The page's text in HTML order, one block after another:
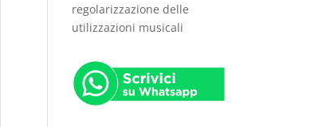
regolarizzazione delle
utilizzazioni musicali